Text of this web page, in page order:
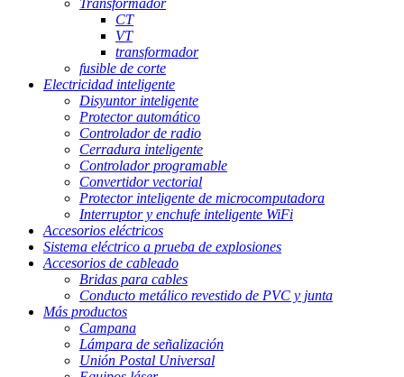
Transformador
CT
VT
transformador
fusible de corte
Electricidad inteligente
Disyuntor inteligente
Protector automático
Controlador de radio
Cerradura inteligente
Controlador programable
Convertidor vectorial
Protector inteligente de microcomputadora
Interruptor y enchufe inteligente WiFi
Accesorios eléctricos
Sistema eléctrico a prueba de explosiones
Accesorios de cableado
Bridas para cables
Conducto metálico revestido de PVC y junta
Más productos
Campana
Lámpara de señalización
Unión Postal Universal